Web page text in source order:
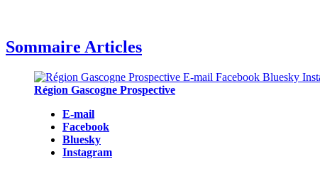
Sommaire Articles
Région Gascogne Prospective
E-mail
Facebook
Bluesky
Instagram